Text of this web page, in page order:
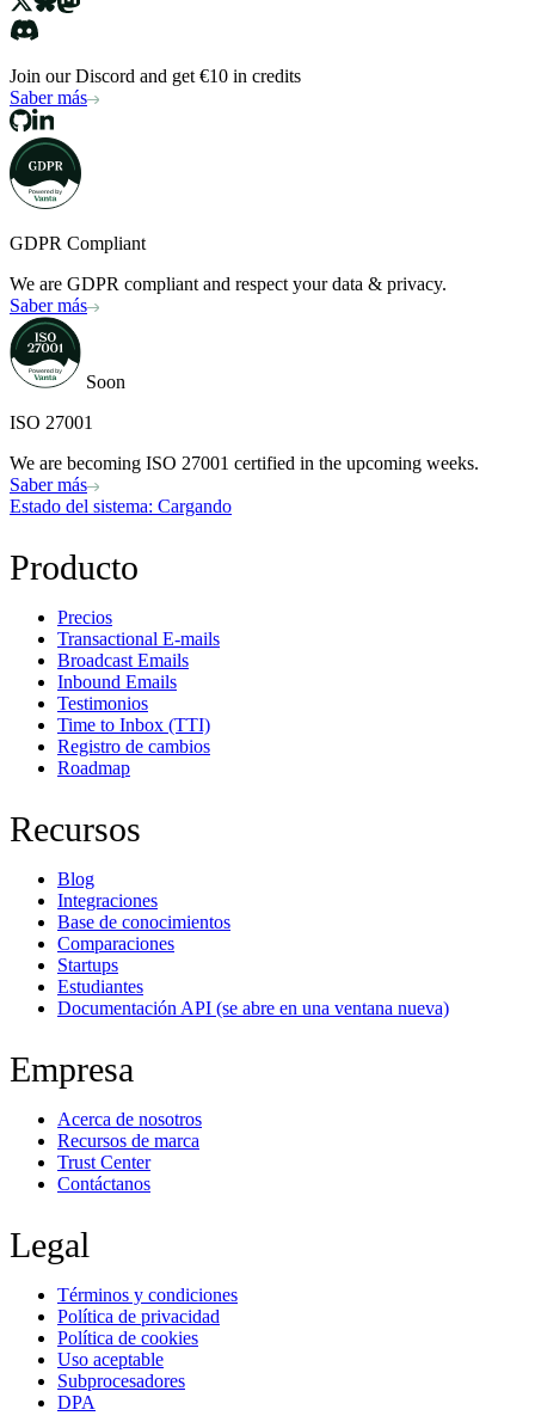
Join our Discord and get €10 in credits
Saber más
GDPR Compliant
We are GDPR compliant and respect your data & privacy.
Saber más
Soon
ISO 27001
We are becoming ISO 27001 certified in the upcoming weeks.
Saber más
Estado del sistema: Cargando
Producto
Precios
Transactional E-mails
Broadcast Emails
Inbound Emails
Testimonios
Time to Inbox (TTI)
Registro de cambios
Roadmap
Recursos
Blog
Integraciones
Base de conocimientos
Comparaciones
Startups
Estudiantes
Documentación API (se abre en una ventana nueva)
Empresa
Acerca de nosotros
Recursos de marca
Trust Center
Contáctanos
Legal
Términos y condiciones
Política de privacidad
Política de cookies
Uso aceptable
Subprocesadores
DPA